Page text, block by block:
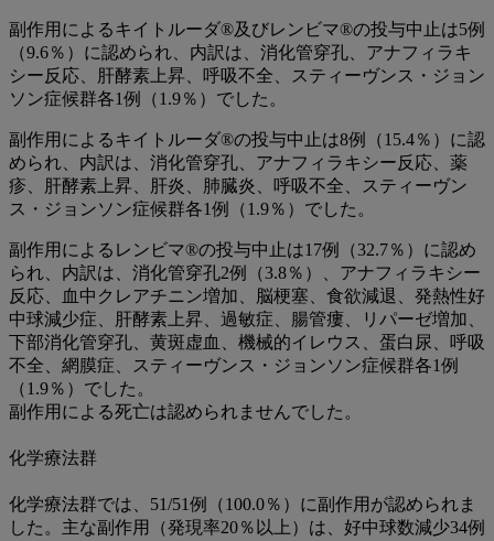
副作用によるキイトルーダ®及びレンビマ®の投与中止は5例
（9.6％）に認められ、内訳は、消化管穿孔、アナフィラキ
シー反応、肝酵素上昇、呼吸不全、スティーヴンス・ジョン
ソン症候群各1例（1.9％）でした。
副作用によるキイトルーダ®の投与中止は8例（15.4％）に認
められ、内訳は、消化管穿孔、アナフィラキシー反応、薬
疹、肝酵素上昇、肝炎、肺臓炎、呼吸不全、スティーヴン
ス・ジョンソン症候群各1例（1.9％）でした。
副作用によるレンビマ®の投与中止は17例（32.7％）に認め
られ、内訳は、消化管穿孔2例（3.8％）、アナフィラキシー
反応、血中クレアチニン増加、脳梗塞、食欲減退、発熱性好
中球減少症、肝酵素上昇、過敏症、腸管瘻、リパーゼ増加、
下部消化管穿孔、黄斑虚血、機械的イレウス、蛋白尿、呼吸
不全、網膜症、スティーヴンス・ジョンソン症候群各1例
（1.9％）でした。
副作用による死亡は認められませんでした。
化学療法群
化学療法群では、51/51例（100.0％）に副作用が認められま
した。主な副作用（発現率20％以上）は、好中球数減少34例